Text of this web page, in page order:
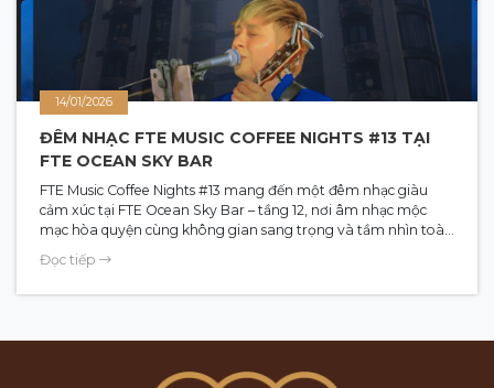
14/01/2026
ĐÊM NHẠC FTE MUSIC COFFEE NIGHTS #13 TẠI
FTE OCEAN SKY BAR
FTE Music Coffee Nights #13 mang đến một đêm nhạc giàu
cảm xúc tại FTE Ocean Sky Bar – tầng 12, nơi âm nhạc mộc
mạc hòa quyện cùng không gian sang trọng và tầm nhìn toàn
trình hứa hẹn những khoảnh khắc thư giãn, tinh tế và đầy bất
Đọc tiếp